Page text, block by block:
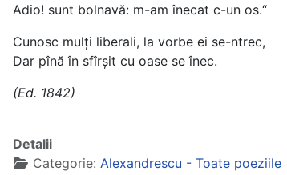
Adio! sunt bolnavă: m-am înecat c-un os.“
Cunosc mulți liberali, la vorbe ei se-ntrec,
Dar pînă în sfîrșit cu oase se înec.
(Ed. 1842)
Detalii
Categorie: Alexandrescu - Toate poeziile